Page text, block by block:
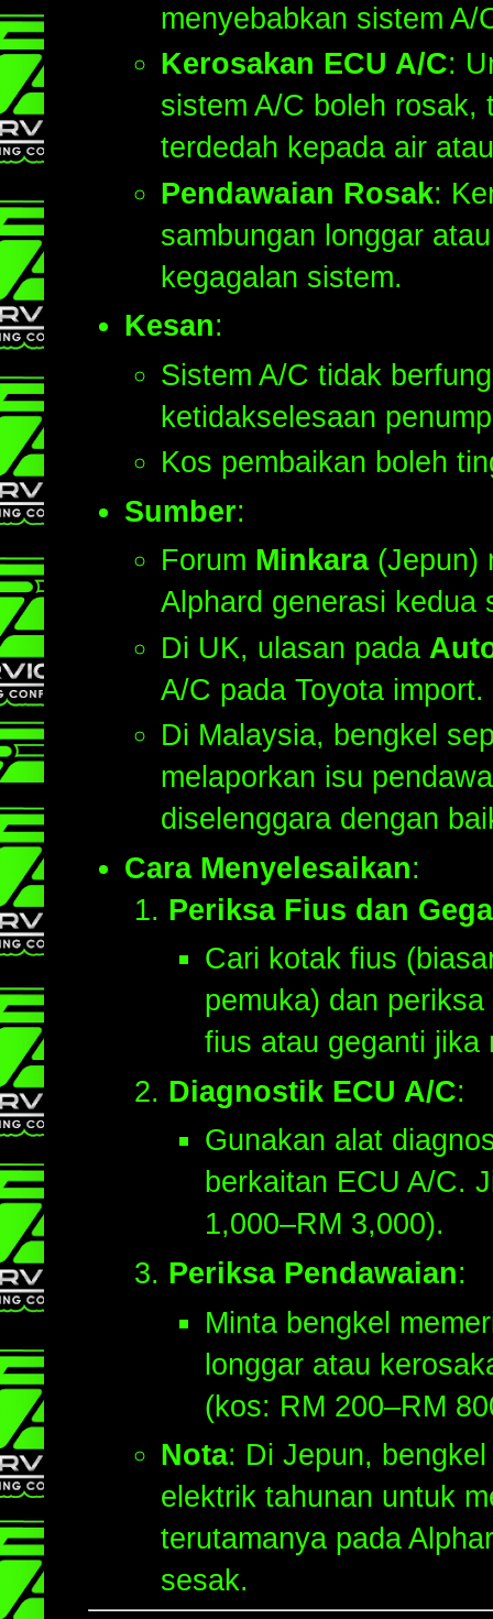
menyebabkan sistem A/
Kerosakan ECU A/C:
sistem A/C boleh rosak,
terdedah kepada air
Pendawaian Rosak:
sambungan longgar
kegagalan sistem.
Kesan:
Sistem A/C tidak
ketidakselesaan
Kos pembaikan boleh
Sumber:
Forum Minkara(Jepun)
Alphard generasi kedua
Di UK, ulasan pada
A/C pada Toyota import.
Di Malaysia, bengkel
melaporkan isu
diselenggara dengan
Cara Menyelesaikan:
Periksa Fius dan
Cari kotak fius
pemuka) dan
fius atau geganti jika
Diagnostik ECU A/C:
Gunakan alat
berkaitan ECU A/C.
1,000–RM 3,000).
Periksa Pendawaian:
Minta bengkel
longgar atau
(kos: RM 200–RM
Nota: Di Jepun,
elektrik tahunan untuk
terutamanya pada
sesak.